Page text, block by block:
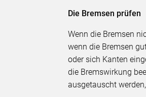
Die Bremsen prüfen
Wenn die Bremsen
wenn die Bremsen
oder sich Kanten
die Bremswirkung
ausgetauscht